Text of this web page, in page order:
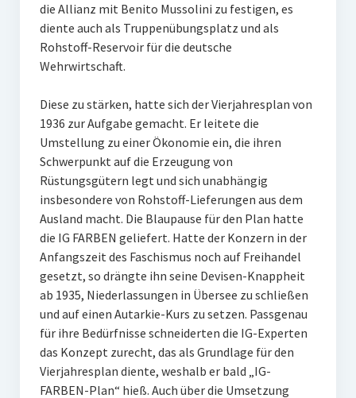
die Allianz mit Benito Mussolini zu festigen, es
diente auch als Truppenübungsplatz und als
Rohstoff-Reservoir für die deutsche
Wehrwirtschaft.
Diese zu stärken, hatte sich der Vierjahresplan von
1936 zur Aufgabe gemacht. Er leitete die
Umstellung zu einer Ökonomie ein, die ihren
Schwerpunkt auf die Erzeugung von
Rüstungsgütern legt und sich unabhängig
insbesondere von Rohstoff-Lieferungen aus dem
Ausland macht. Die Blaupause für den Plan hatte
die IG FARBEN geliefert. Hatte der Konzern in der
Anfangszeit des Faschismus noch auf Freihandel
gesetzt, so drängte ihn seine Devisen-Knappheit
ab 1935, Niederlassungen in Übersee zu schließen
und auf einen Autarkie-Kurs zu setzen. Passgenau
für ihre Bedürfnisse schneiderten die IG-Experten
das Konzept zurecht, das als Grundlage für den
Vierjahresplan diente, weshalb er bald „IG-
FARBEN-Plan“ hieß. Auch über die Umsetzung